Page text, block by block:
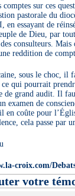
comptes sur ces
pastorale du
essayant de
de Dieu, par
consulteurs. Mais
reddition de
sous le choc, il
qui pourrait
de grand audit. Il
examen de
en coûte pour
cela passe par
croix.com/
votre